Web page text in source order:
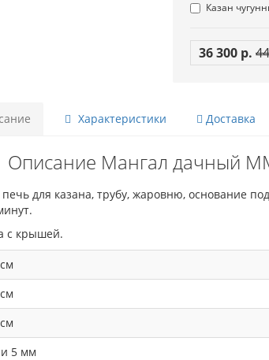
Казан
36 300 р.
Характеристики Доставка
Описание Мангал дачный
для казана, трубу, жаровню, основание
с крышей.
5 мм